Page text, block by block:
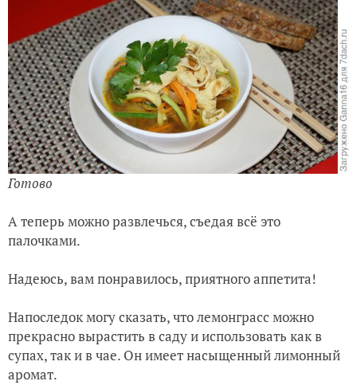
Готово
А теперь можно развлечься, съедая всё это
палочками.
Надеюсь, вам понравилось, приятного аппетита!
Напоследок могу сказать, что лемонграсс можно
прекрасно вырастить в саду и использовать как в
супах, так и в чае. Он имеет насыщенный лимонный
аромат.